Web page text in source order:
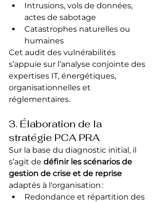
Intrusions, vols de données,
actes de sabotage
Catastrophes naturelles ou
humaines
Cet audit des vulnérabilités
s’appuie sur l’analyse conjointe des
expertises IT, énergétiques,
organisationnelles et
réglementaires.
3. Élaboration de la
stratégie PCA PRA
Sur la base du diagnostic initial, il
s’agit de définir les scénarios de
gestion de crise et de reprise
adaptés à l'organisation :
Redondance et répartition des